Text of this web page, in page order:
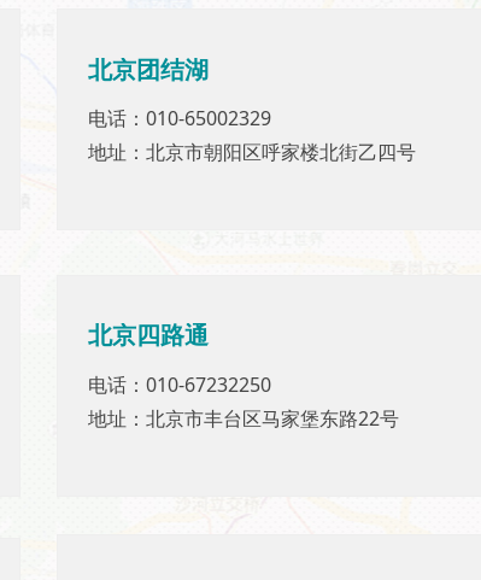
北京团结湖
电话：010-65002329
地址：北京市朝阳区呼家楼北街乙四号
北京团结湖
电话：010-65002329
地址：北京市朝阳区呼家楼北街乙四号
北京四路通
电话：010-67232250
地址：北京市丰台区马家堡东路22号
北京四路通
电话：010-67232250
地址：北京市丰台区马家堡东路22号